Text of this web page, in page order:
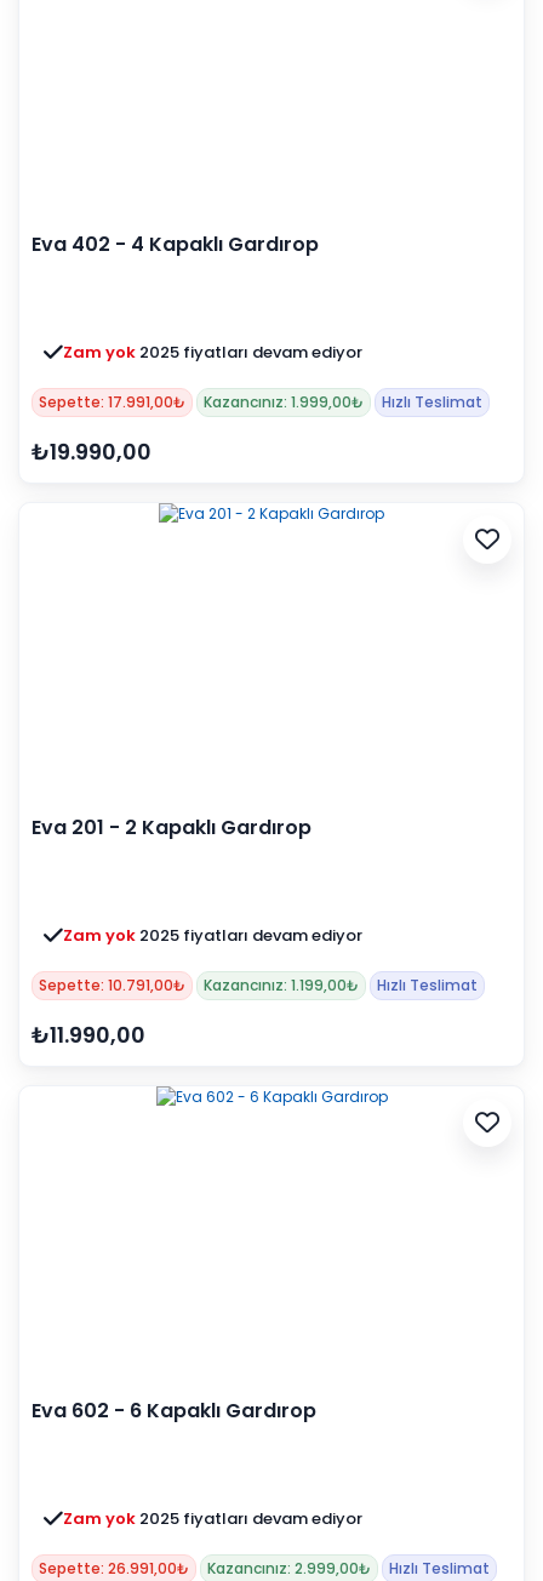
Eva 402 - 4 Kapaklı Gardırop
Zam yok 2025 fiyatları devam ediyor
Sepette: 17.991,00₺ Kazancınız: 1.999,00₺ Hızlı Teslimat
₺19.990,00
Eva 201 - 2 Kapaklı Gardırop
Zam yok 2025 fiyatları devam ediyor
Sepette: 10.791,00₺ Kazancınız: 1.199,00₺ Hızlı Teslimat
₺11.990,00
Eva 602 - 6 Kapaklı Gardırop
Zam yok 2025 fiyatları devam ediyor
Sepette: 26.991,00₺ Kazancınız: 2.999,00₺ Hızlı Teslimat